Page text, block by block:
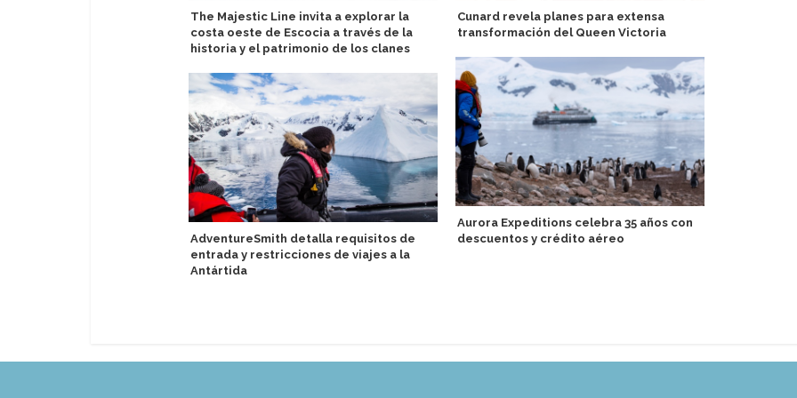
The Majestic Line invita a explorar la
costa oeste de Escocia a través de la
historia y el patrimonio de los clanes
AdventureSmith detalla requisitos de
entrada y restricciones de viajes a la
Antártida
Cunard revela planes para extensa
transformación del Queen Victoria
Aurora Expeditions celebra 35 años con
descuentos y crédito aéreo